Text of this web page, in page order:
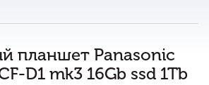
планшет Panasonic
D1 mk3 16Gb ssd 1Tb